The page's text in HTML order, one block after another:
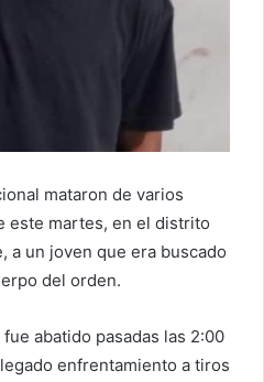
mataron de varios
este martes, en el distrito
a un joven que era buscado
del orden.
abatido pasadas las 2:00
enfrentamiento a tiros